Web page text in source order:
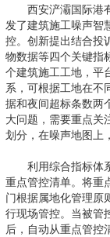
西安浐灞国际港有
发了建筑施工噪声智
控。创新提出结合投
物数据等四个关键指
个建筑施工工地，平
系，可根据工地在不
据和夜间超标条数两
大问题，需要重点关
划分，在噪声地图上
利用综合指标体系
重点管控清单。将重
门根据属地化管理原
行现场管控。当被管
后，自动从重点管控